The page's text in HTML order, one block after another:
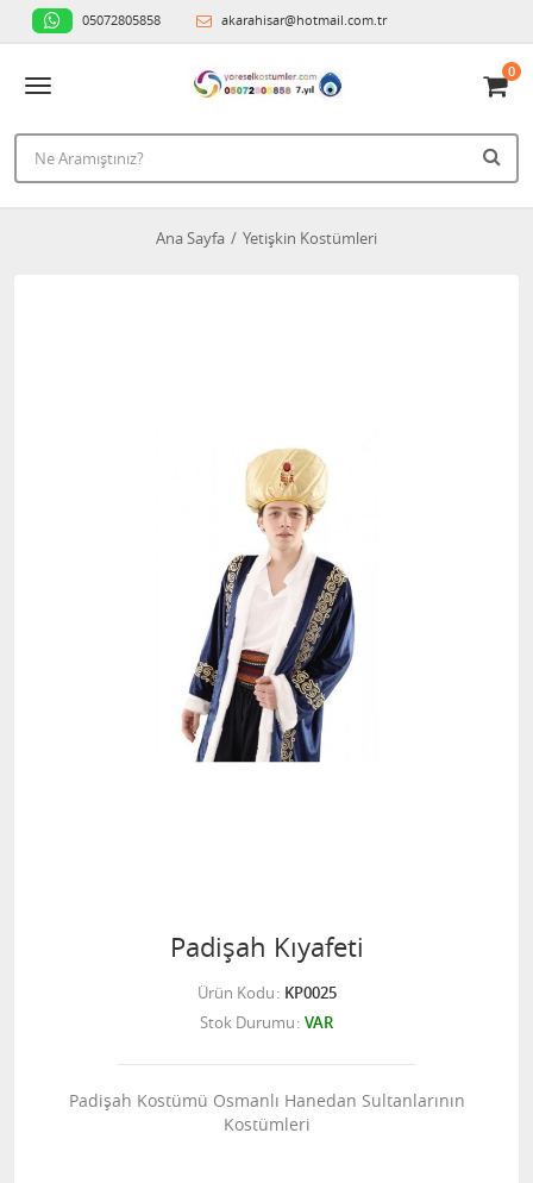
05072805858 akarahisar@hotmail.com.tr
0
Ana Sayfa Yetişkin Kostümleri
Padişah Kıyafeti
Ürün Kodu KP0025
Stok Durumu VAR
Padişah Kostümü Osmanlı Hanedan Sultanlarının
Kostümleri